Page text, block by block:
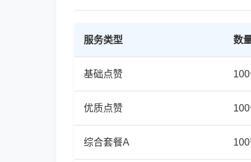
服务类型 数
基础点赞
优质点赞
综合套餐A